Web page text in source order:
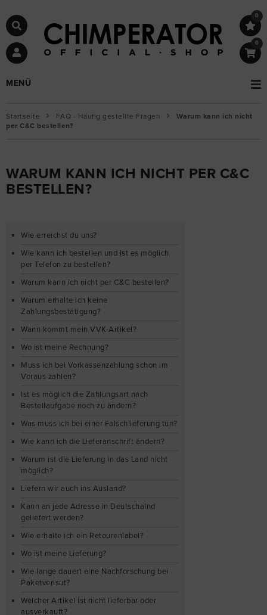
0
0
MENÜ
Startseite FAQ - Häufig gestellte Fragen
Warum kann ich nicht
per C&C bestellen?
WARUM KANN ICH NICHT PER C&C
BESTELLEN?
Wie erreichst du uns?
Wie kann ich bestellen und Ist es möglich
per Telefon zu bestellen?
Warum kann ich nicht per C&C bestellen?
Warum erhalte ich keine
Zahlungsbestätigung?
Wann kommt mein VVK-Artikel?
Wo ist meine Rechnung?
Muss ich bei Vorkassenzahlung schon im
Voraus zahlen?
Ist es möglich die Zahlungsart nach
Bestellaufgabe noch zu ändern?
Was muss ich bei einer Falschlieferung tun?
Wie kann ich die Lieferanschrift ändern?
Warum ist die Lieferung in das Land nicht
möglich?
Liefern wir auch ins Ausland?
Kann an jede Adresse in Deutschalnd
geliefert werden?
Wie erhalte ich ein Retourenlabel?
Wo ist meine Lieferung?
Wie lange dauert eine Nachforschung bei
Paketverlsut?
Welcher Artikel ist nicht lieferbar oder
ausverkauft?